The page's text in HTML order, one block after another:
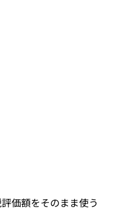
価額をそのまま使う